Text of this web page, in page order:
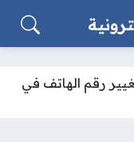
رقم الهاتف في